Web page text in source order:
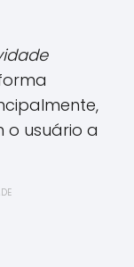
o usuário a